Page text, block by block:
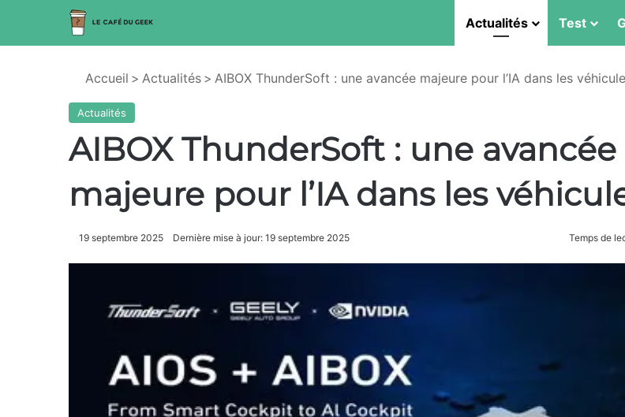
Actualités Test
Accueil > Actualités > AIBOX ThunderSoft : une avancée majeure pour l’IA dans les
Actualités
AIBOX ThunderSoft : une avancée
majeure pour l’IA dans les
19 septembre 2025 Dernière mise à jour: 19 septembre 2025 Temps de